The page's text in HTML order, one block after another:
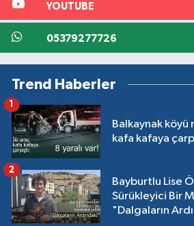
YOUTUBE
05379277726
Trend Haberler
Balkaynak köyü
kafa kafaya
1
Bayburtlu Lise
Sürükleyici Bir
"Dalgaların
2